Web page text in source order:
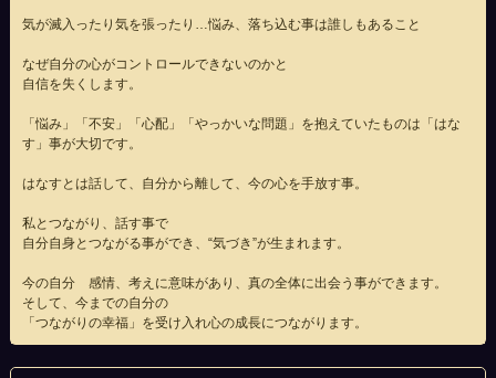
気が滅入ったり気を張ったり…悩み、落ち込む事は誰しもあること
なぜ自分の心がコントロールできないのかと
自信を失くします。
「悩み」「不安」「心配」「やっかいな問題」を抱えていたものは「はな
す」事が大切です。
はなすとは話して、自分から離して、今の心を手放す事。
私とつながり、話す事で
自分自身とつながる事ができ、“気づき”が生まれます。
今の自分 感情、考えに意味があり、真の全体に出会う事ができます。
そして、今までの自分の
「つながりの幸福」を受け入れ心の成長につながります。